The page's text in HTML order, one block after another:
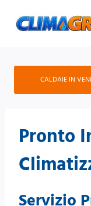
CALDAIE IN
Pronto
Servizio